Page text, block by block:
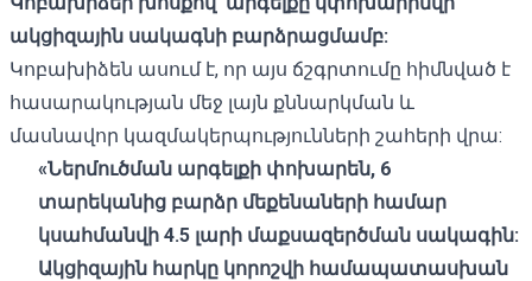
ակցիզային սակագնի բարձրացմամբ:
Կոբախիձեն ասում է, որ այս ճշգրտումը հիմնված է
հասարակության մեջ լայն քննարկման և
մասնավոր կազմակերպությունների շահերի վրա:
«Ներմուծման արգելքի փոխարեն, 6
տարեկանից բարձր մեքենաների համար
կսահմանվի 4.5 լարի մաքսազերծման սակագին:
Ակցիզային հարկը կորոշվի համապատասխան